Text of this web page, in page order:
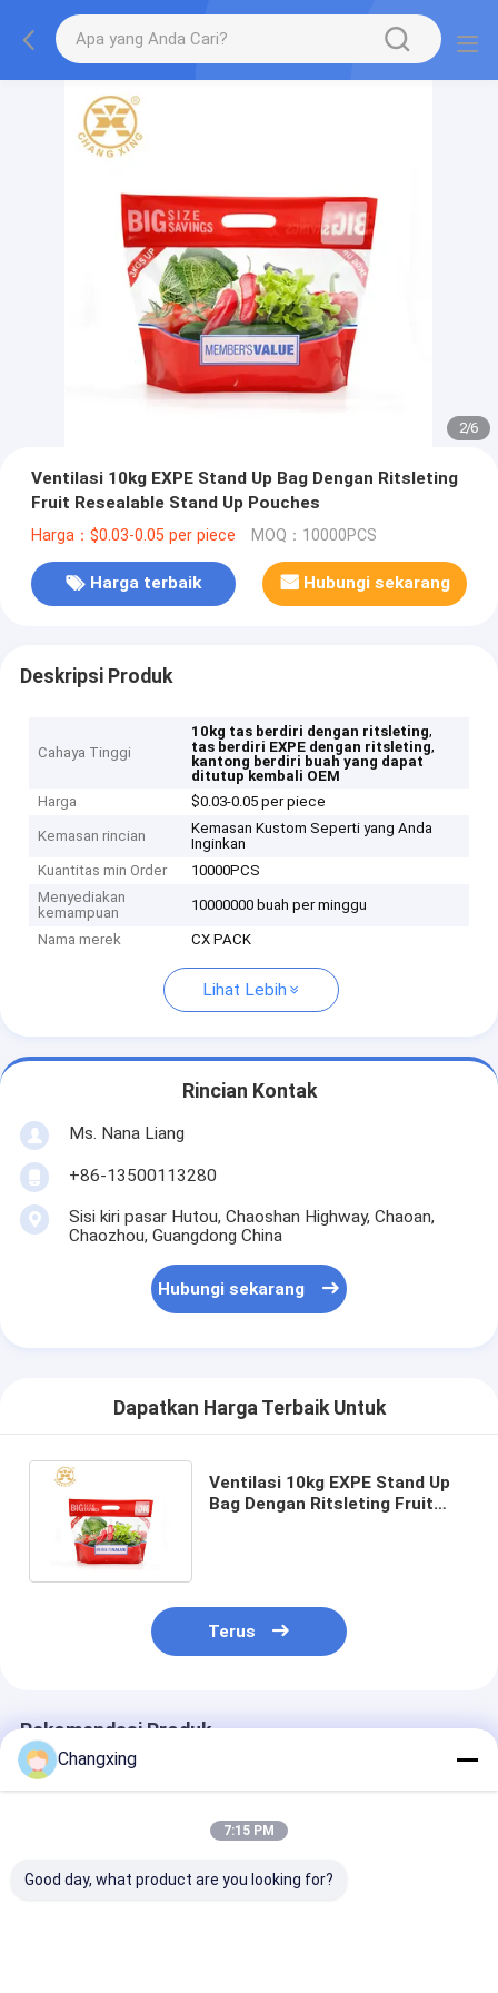
2/6
Ventilasi 10kg EXPE Stand Up Bag Dengan Ritsleting
Fruit Resealable Stand Up Pouches
Harga：$0.03-0.05 per piece MOQ：10000PCS
Harga terbaik Hubungi sekarang
Deskripsi Produk
Cahaya Tinggi
10kg tas berdiri dengan ritsleting,
tas berdiri EXPE dengan ritsleting,
kantong berdiri buah yang dapat
ditutup kembali OEM
Harga
$0.03-0.05 per piece
Kemasan rincian
Kemasan Kustom Seperti yang Anda
Inginkan
Kuantitas min Order
10000PCS
Menyediakan
kemampuan
10000000 buah per minggu
Nama merek CX PACK
Lihat Lebih
Rincian Kontak
Ms. Nana Liang
+86-13500113280
Sisi kiri pasar Hutou, Chaoshan Highway, Chaoan,
Chaozhou, Guangdong China
Hubungi sekarang
Dapatkan Harga Terbaik Untuk
Ventilasi 10kg EXPE Stand Up
Bag Dengan Ritsleting Fruit
Terus
Rekomendasi Produk
Changxing
7:15 PM
Good day, what product are you looking for?